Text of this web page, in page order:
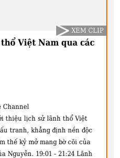
Việt Nam qua các
Channel
thiệu lịch sử lãnh thổ Việt
tranh, khẳng định nền độc
thế kỷ mở mang bờ cõi của
Nguyễn. 19:01 - 21:24 Lãnh
XEM CLIP